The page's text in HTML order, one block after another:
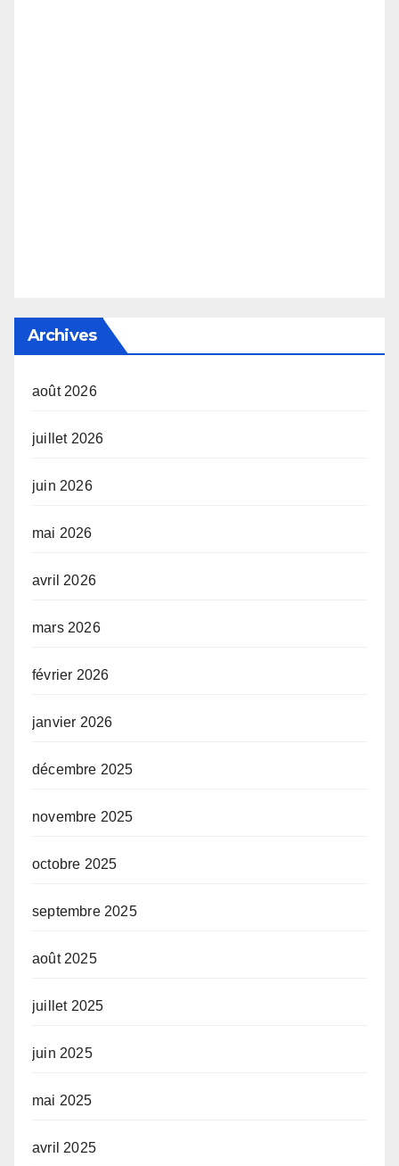
Archives
août 2026
juillet 2026
juin 2026
mai 2026
avril 2026
mars 2026
février 2026
janvier 2026
décembre 2025
novembre 2025
octobre 2025
septembre 2025
août 2025
juillet 2025
juin 2025
mai 2025
avril 2025